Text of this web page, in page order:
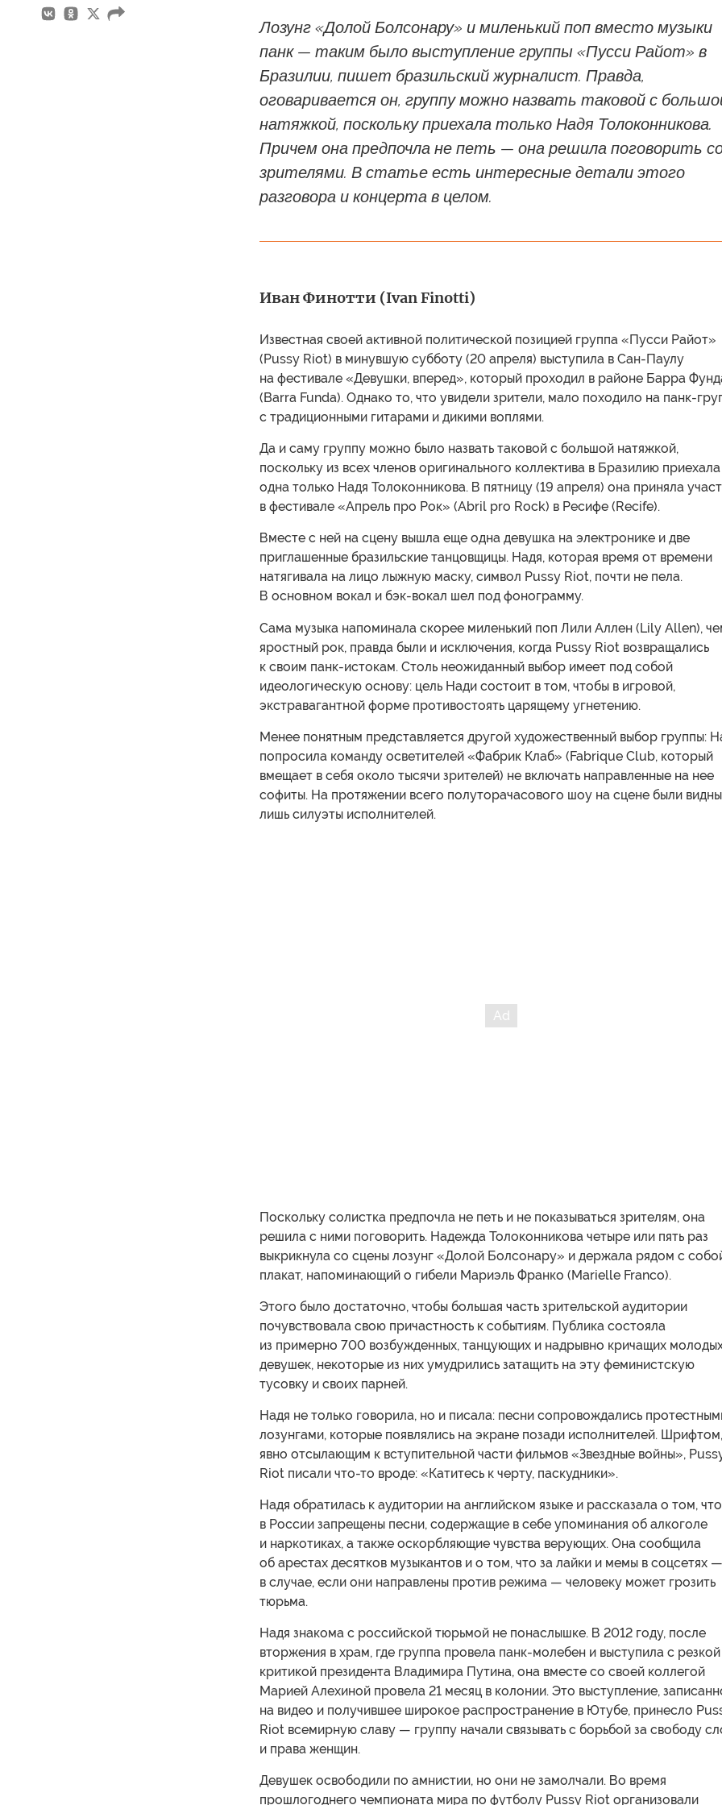
Лозунг «Долой Болсонару» и миленький поп вместо музыки
панк — таким было выступление группы «Пусси Райот» в
Бразилии, пишет бразильский журналист. Правда,
оговаривается он, группу можно назвать таковой с
натяжкой, поскольку приехала только Надя Толоконникова.
Причем она предпочла не петь — она решила поговорить
зрителями. В статье есть интересные детали этого
разговора и концерта в целом.
Иван Финотти (Ivan Finotti)
Известная своей активной политической позицией группа «Пусси Райот»
(Pussy Riot) в минувшую субботу (20 апреля) выступила в Сан-Паулу
на фестивале «Девушки, вперед», который проходил в районе Барра
(Barra Funda). Однако то, что увидели зрители, мало походило на панк-
с традиционными гитарами и дикими воплями.
Да и саму группу можно было назвать таковой с большой натяжкой,
поскольку из всех членов оригинального коллектива в Бразилию приехала
одна только Надя Толоконникова. В пятницу (19 апреля) она приняла
в фестивале «Апрель про Рок» (Abril pro Rock) в Ресифе (Recife).
Вместе с ней на сцену вышла еще одна девушка на электронике и две
приглашенные бразильские танцовщицы. Надя, которая время от времени
натягивала на лицо лыжную маску, символ Pussy Riot, почти не пела.
В основном вокал и бэк-вокал шел под фонограмму.
Сама музыка напоминала скорее миленький поп Лили Аллен (Lily Allen),
яростный рок, правда были и исключения, когда Pussy Riot возвращались
к своим панк-истокам. Cтоль неожиданный выбор имеет под собой
идеологическую основу: цель Нади состоит в том, чтобы в игровой,
экстравагантной форме противостоять царящему угнетению.
Менее понятным представляется другой художественный выбор группы:
попросила команду осветителей «Фабрик Клаб» (Fabrique Club, который
вмещает в себя около тысячи зрителей) не включать направленные на нее
софиты. На протяжении всего полуторачасового шоу на сцене были видны
лишь силуэты исполнителей.
Поскольку солистка предпочла не петь и не показываться зрителям, она
решила с ними поговорить. Надежда Толоконникова четыре или пять раз
выкрикнула со сцены лозунг «Долой Болсонару» и держала рядом с
плакат, напоминающий о гибели Мариэль Франко (Marielle Franco).
Этого было достаточно, чтобы большая часть зрительской аудитории
почувствовала свою причастность к событиям. Публика состояла
из примерно 700 возбужденных, танцующих и надрывно кричащих
девушек, некоторые из них умудрились затащить на эту феминистскую
тусовку и своих парней.
Надя не только говорила, но и писала: песни сопровождались
лозунгами, которые появлялись на экране позади исполнителей. Шрифтом,
явно отсылающим к вступительной части фильмов «Звездные войны»,
Riot писали что-то вроде: «Катитесь к черту, паскудники».
Надя обратилась к аудитории на английском языке и рассказала о том, что
в России запрещены песни, содержащие в себе упоминания об алкоголе
и наркотиках, а также оскорбляющие чувства верующих. Она сообщила
об арестах десятков музыкантов и о том, что за лайки и мемы в соцсетях —
в случае, если они направлены против режима — человеку может грозить
тюрьма.
Надя знакома с российской тюрьмой не понаслышке. В 2012 году, после
вторжения в храм, где группа провела панк-молебен и выступила с резкой
критикой президента Владимира Путина, она вместе со своей коллегой
Марией Алехиной провела 21 месяц в колонии. Это выступление,
на видео и получившее широкое распространение в Ютубе, принесло
Riot всемирную славу — группу начали связывать с борьбой за свободу
и права женщин.
Девушек освободили по амнистии, но они не замолчали. Во время
прошлогоднего чемпионата мира по футболу Pussy Riot организовали